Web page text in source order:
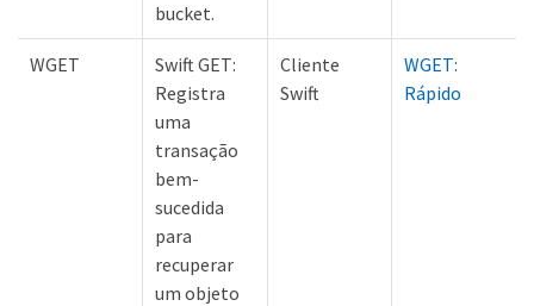
bucket.
WGET
Swift GET:
Registra
uma
transação
bem-
sucedida
para
recuperar
um objeto
Cliente
Swift
WGET:
Rápido